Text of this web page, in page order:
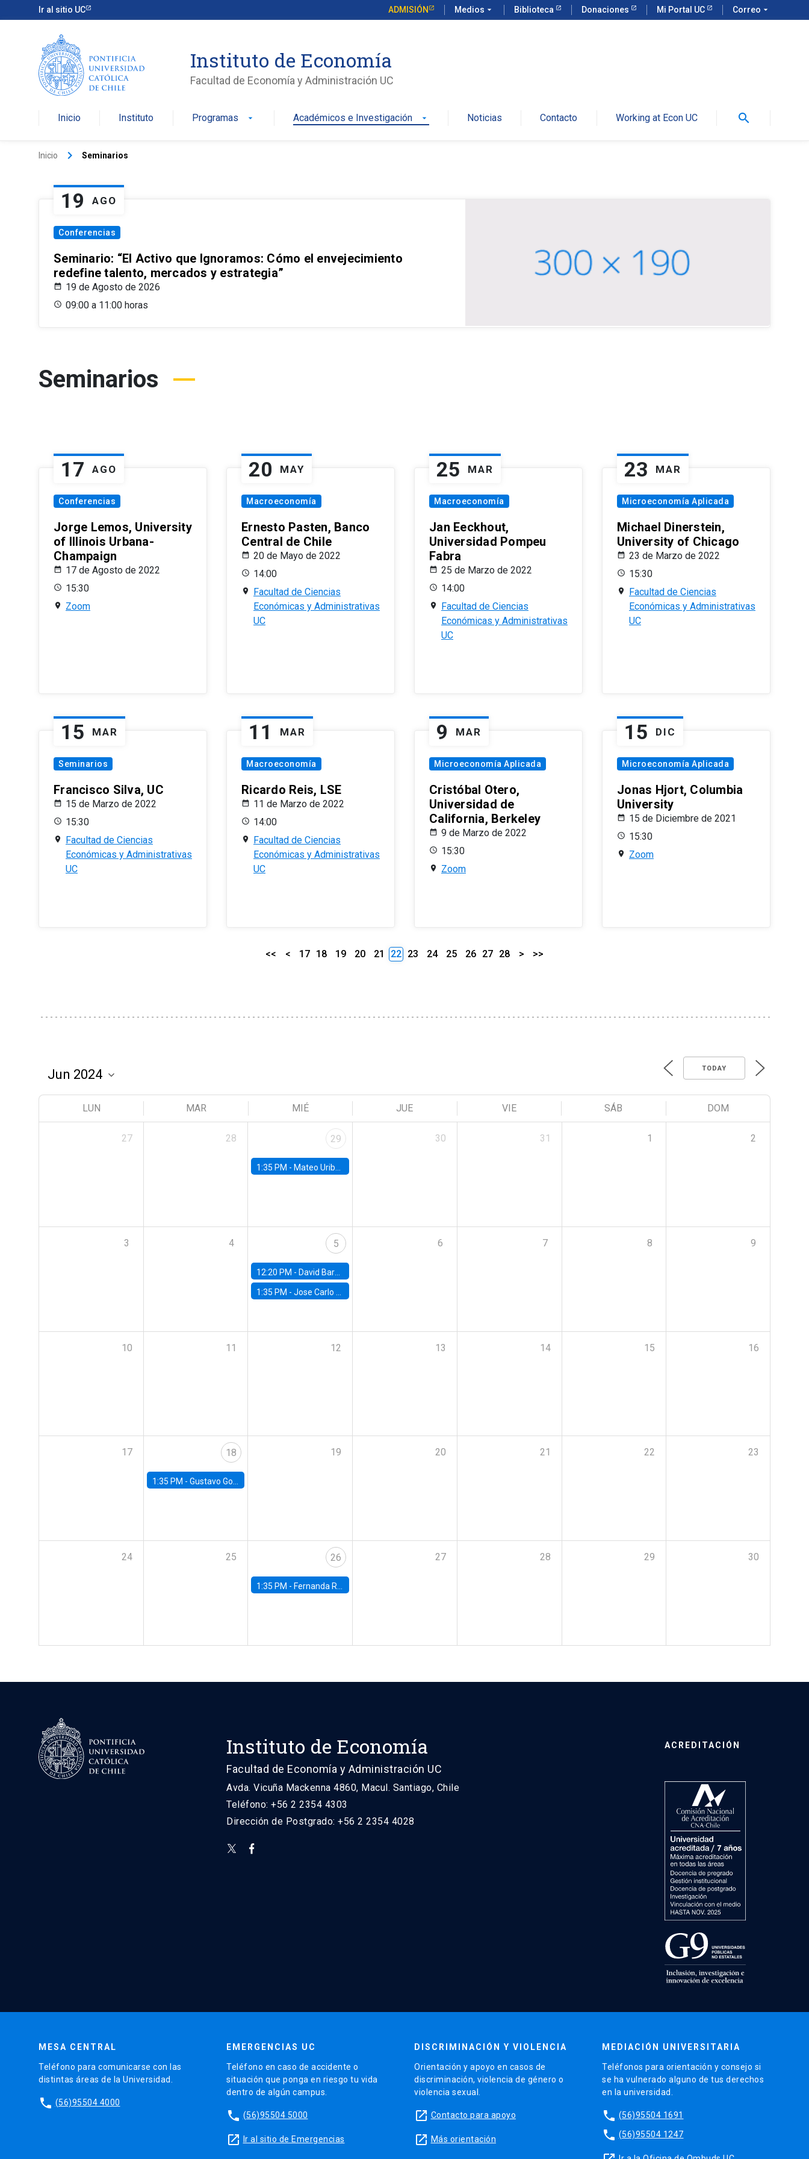
Ir al sitio UC ADMISIÓN Medios arrow_drop_down Biblioteca Donaciones Mi Portal UC Correo arrow_drop_down
Instituto de Economía
Facultad de Economía y Administración UC
Inicio Instituto Programas arrow_drop_down Académicos e Investigación arrow_drop_down Noticias Contacto Working at Econ UC search
Inicio keyboard_arrow_right Seminarios
19 AGO
Conferencias
Seminario: “El Activo que Ignoramos: Cómo el envejecimiento
redefine talento, mercados y estrategia”
19 de Agosto de 2026
09:00 a 11:00 horas
Seminarios
17 AGO
Conferencias
Jorge Lemos, University
of Illinois Urbana-
Champaign
17 de Agosto de 2022
15:30
Zoom
20 MAY
Macroeconomía
Ernesto Pasten, Banco
Central de Chile
20 de Mayo de 2022
14:00
Facultad de Ciencias
Económicas y Administrativas
UC
25 MAR
Macroeconomía
Jan Eeckhout,
Universidad Pompeu
Fabra
25 de Marzo de 2022
14:00
Facultad de Ciencias
Económicas y Administrativas
UC
23 MAR
Microeconomía Aplicada
Michael Dinerstein,
University of Chicago
23 de Marzo de 2022
15:30
Facultad de Ciencias
Económicas y Administrativas
UC
15 MAR
Seminarios
Francisco Silva, UC
15 de Marzo de 2022
15:30
Facultad de Ciencias
Económicas y Administrativas
UC
11 MAR
Macroeconomía
Ricardo Reis, LSE
11 de Marzo de 2022
14:00
Facultad de Ciencias
Económicas y Administrativas
UC
9 MAR
Microeconomía Aplicada
Cristóbal Otero,
Universidad de
California, Berkeley
9 de Marzo de 2022
15:30
Zoom
15 DIC
Microeconomía Aplicada
Jonas Hjort, Columbia
University
15 de Diciembre de 2021
15:30
Zoom
<< < 17 18 19 20 21 22 23 24 25 26 27 28 > >>
TODAY
LUN MAR MIÉ JUE VIE SÁB DOM
27 28 29
1:35 PM - Mateo Uribe-Castro, Universidad de los Andes (Colombia)
30 31 1 2
3 4 5
12:20 PM - David Bardey, Universidad de los Andes - CEDE
1:35 PM -Jose Carlo Bermudez, UC (ME) & World Bank
6 7 8 9
10 11 12 13 14 15 16
17 18
1:35 PM - Gustavo González, Banco Central de Chile
19 20 21 22 23
24 25 26
1:35 PM - Fernanda Rojas Ampuero, University of Wisconsin-Madison
27 28 29 30
Instituto de Economía
Facultad de Economía y Administración UC
Avda. Vicuña Mackenna 4860, Macul. Santiago, Chile
Teléfono: +56 2 2354 4303
Dirección de Postgrado: +56 2 2354 4028
ACREDITACIÓN
MESA CENTRAL
Teléfono para comunicarse con las
distintas áreas de la Universidad.
phone (56)95504 4000
EMERGENCIAS UC
Teléfono en caso de accidente o
situación que ponga en riesgo tu vida
dentro de algún campus.
phone (56)95504 5000
launch Ir al sitio de Emergencias
DISCRIMINACIÓN Y VIOLENCIA
Orientación y apoyo en casos de
discriminación, violencia de género o
violencia sexual.
launch Contacto para apoyo
launch Más orientación
MEDIACIÓN UNIVERSITARIA
Teléfonos para orientación y consejo si
se ha vulnerado alguno de tus derechos
en la universidad.
phone (56)95504 1691
phone (56)95504 1247